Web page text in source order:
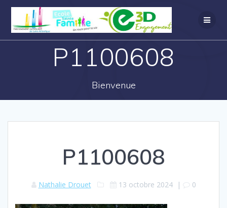
P1100608
Bienvenue
P1100608
Nathalie Drouet 13 octobre 2024| 0